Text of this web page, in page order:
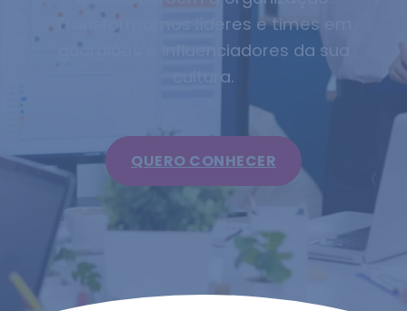
Transformamos líderes e times em
guardiões e influenciadores da sua
cultura.
QUERO CONHECER